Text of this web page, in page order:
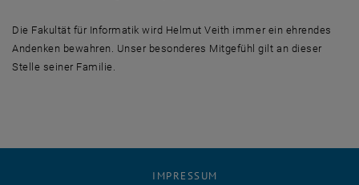
Die Fakultät für Informatik wird Helmut Veith immer ein ehrendes
Andenken bewahren. Unser besonderes Mitgefühl gilt an dieser
Stelle seiner Familie.
IMPRESSUM